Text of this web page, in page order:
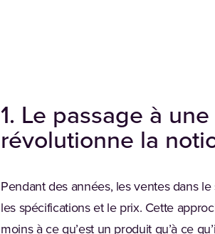
1. Le passage à
révolutionne la
Pendant des années, les ventes dans
les spécifications et le prix. Cette
moins à ce qu’est un produit qu’à ce